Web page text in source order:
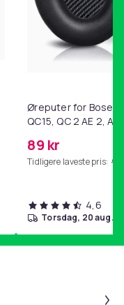
6-rørs
Øreputer for Bose
QC15, QC 2 AE 2, AE
89 kr
Tidligere laveste pris: 99
4,6
torsdag, 20 aug.